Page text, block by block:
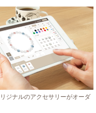
ジナルのアクセサリーがオーダ